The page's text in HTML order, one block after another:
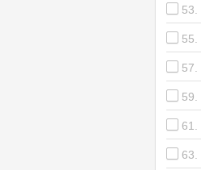
53.
55.
57.
59.
61.
63.